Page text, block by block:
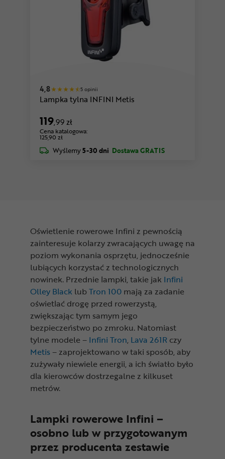
4,8 5 opinii
Lampka tylna INFINI Metis
119,99 zł
Cena katalogowa:
125,90 zł
Wyślemy5-30 dni Dostawa GRATIS
Oświetlenie rowerowe Infini z pewnością
zainteresuje kolarzy zwracających uwagę na
poziom wykonania osprzętu, jednocześnie
lubiących korzystać z technologicznych
nowinek. Przednie lampki, takie jak Infini
Olley Black lubTron 100 mają za zadanie
oświetlać drogę przed rowerzystą,
zwiększając tym samym jego
bezpieczeństwo po zmroku. Natomiast
tylne modele – Infini Tron, Lava 261R czy
Metis – zaprojektowano w taki sposób, aby
zużywały niewiele energii, a ich światło było
dla kierowców dostrzegalne z kilkuset
metrów.
Lampki rowerowe Infini –
osobno lub w przygotowanym
przez producenta zestawie